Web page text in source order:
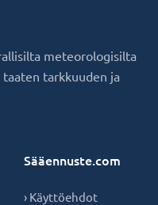
meteorologisilta
tarkkuuden ja
Sääennuste.com
› Käyttöehdot